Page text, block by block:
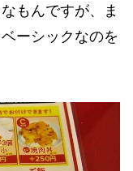
もんですが、ま
ーシックなのを